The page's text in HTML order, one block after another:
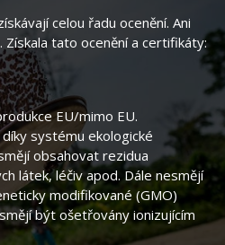
celou řadu ocenění. Ani
Získala tato ocenění a certifikáty:
EU/mimo EU.
systému ekologické
obsahovat rezidua
látek, léčiv apod. Dále nesmějí
modifikované (GMO)
být ošetřovány ionizujícím